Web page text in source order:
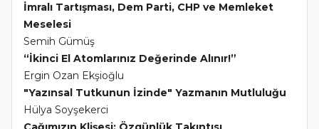
İmralı Tartışması, Dem Parti, CHP ve Memleket
Meselesi
Semih Gümüş
“İkinci El Atomlarınız Değerinde Alınır!”
Ergin Ozan Ekşioğlu
"Yazınsal Tutkunun İzinde" Yazmanın Mutluluğu
Hülya Soyşekerci